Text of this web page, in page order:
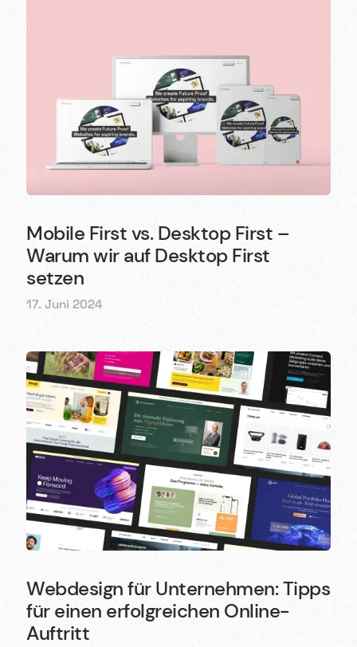
Mobile First vs. Desktop First –
Warum wir auf Desktop First
setzen
17. Juni 2024
Webdesign für Unternehmen: Tipps
für einen erfolgreichen Online-
Auftritt